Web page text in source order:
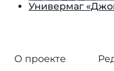
Универмаг
О проекте